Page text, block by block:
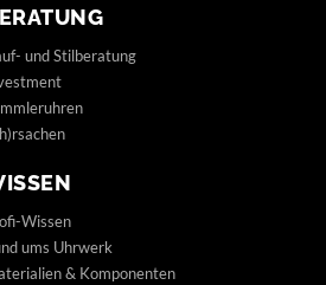
und Stilberatung
Wissen
ums Uhrwerk
& Komponenten